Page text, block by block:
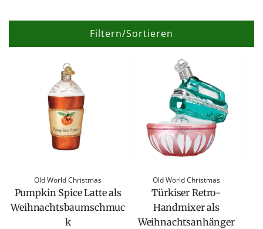
Filtern/Sortieren
Old World Christmas
Pumpkin Spice Latte als
Weihnachtsbaumschmuc
k
Old World Christmas
Türkiser Retro-
Handmixer als
Weihnachtsanhänger